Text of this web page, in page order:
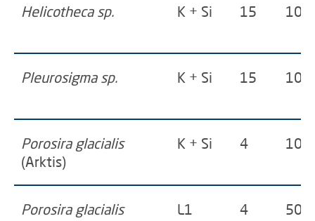
Helicotheca sp. K + Si 15 100
Pleurosigma sp. K + Si 15 100
Porosira glacialis
(Arktis)
K + Si 4 10
Porosira glacialis
L1 4 50